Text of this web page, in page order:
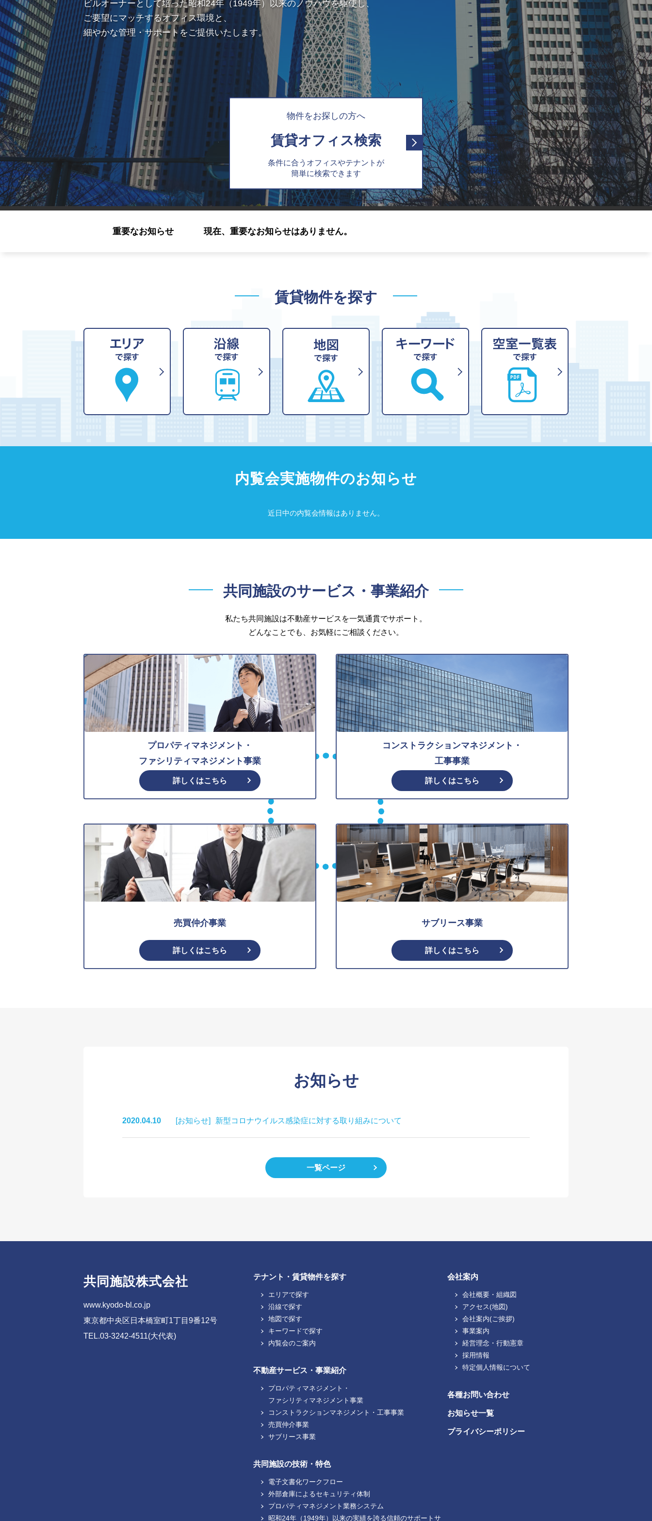
ビルオーナーとして培った昭和24年（1949年）以来のノウハウを駆使し、
ご要望にマッチするオフィス環境と、
細やかな管理・サポートをご提供いたします。
物件をお探しの方へ
賃貸オフィス検索
条件に合うオフィスやテナントが
簡単に検索できます
重要なお知らせ 現在、重要なお知らせはありません。
賃貸物件を探す
内覧会実施物件のお知らせ
近日中の内覧会情報はありません。
共同施設のサービス・事業紹介
私たち共同施設は不動産サービスを一気通貫でサポート。
どんなことでも、お気軽にご相談ください。
プロパティマネジメント・
ファシリティマネジメント事業
詳しくはこちら
コンストラクションマネジメント・
工事事業
詳しくはこちら
売買仲介事業
詳しくはこちら
サブリース事業
詳しくはこちら
お知らせ
2020.04.10 [お知らせ] 新型コロナウイルス感染症に対する取り組みについて
一覧ページ
共同施設株式会社
www.kyodo-bl.co.jp
東京都中央区日本橋室町1丁目9番12号
TEL.03-3242-4511(大代表)
テナント・賃貸物件を探す
エリアで探す
沿線で探す
地図で探す
キーワードで探す
内覧会のご案内
不動産サービス・事業紹介
プロパティマネジメント・
ファシリティマネジメント事業
コンストラクションマネジメント・工事事業
売買仲介事業
サブリース事業
共同施設の技術・特色
電子文書化ワークフロー
外部倉庫によるセキュリティ体制
プロパティマネジメント業務システム
昭和24年（1949年）以来の実績を誇る信頼のサポートサ
会社案内
会社概要・組織図
アクセス(地図)
会社案内(ご挨拶)
事業案内
経営理念・行動憲章
採用情報
特定個人情報について
各種お問い合わせ
お知らせ一覧
プライバシーポリシー